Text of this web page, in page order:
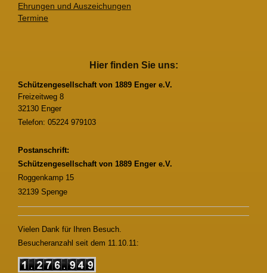
Ehrungen und Auszeichungen
Termine
Hier finden Sie uns:
Schützengesellschaft von 1889 Enger e.V.
Freizeitweg 8
32130 Enger
Telefon: 05224 979103
Postanschrift:
Schützengesellschaft von 1889 Enger e.V.
Roggenkamp 15
32139 Spenge
Vielen Dank für Ihren Besuch.
Besucheranzahl seit dem 11.10.11: